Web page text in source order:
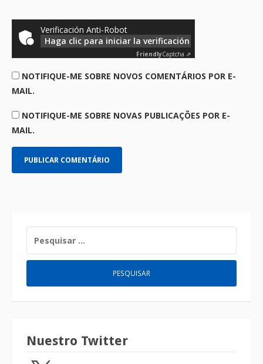
Verificación Anti-Robot
Haga clic para iniciar la verificación
FriendlyCaptcha ⇗
NOTIFIQUE-ME SOBRE NOVOS COMENTÁRIOS POR E-
MAIL.
NOTIFIQUE-ME SOBRE NOVAS PUBLICAÇÕES POR E-
MAIL.
Nuestro Twitter